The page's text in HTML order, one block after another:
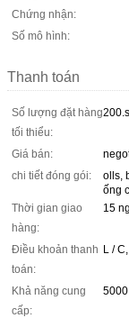
Chứng nhận:
Số mô hình:
Thanh toán
Số lượng đặt hàng
tối thiểu:
Giá bán:
chi tiết đóng gói:
olls,
ống
Thời gian giao
hàng:
15
Điều khoản thanh
toán:
L /
Khả năng cung
cấp: